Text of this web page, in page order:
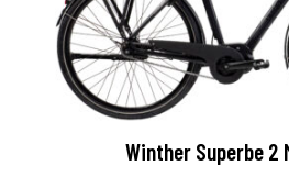
Winther Superbe